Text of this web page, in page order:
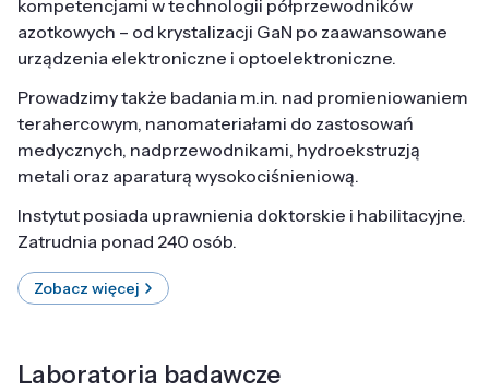
kompetencjami w technologii półprzewodników
azotkowych – od krystalizacji GaN po zaawansowane
urządzenia elektroniczne i optoelektroniczne.
Prowadzimy także badania m.in. nad promieniowaniem
terahercowym, nanomateriałami do zastosowań
medycznych, nadprzewodnikami, hydroekstruzją
metali oraz aparaturą wysokociśnieniową.
Instytut posiada uprawnienia doktorskie i habilitacyjne.
Zatrudnia ponad 240 osób.
Zobacz więcej
Laboratoria badawcze